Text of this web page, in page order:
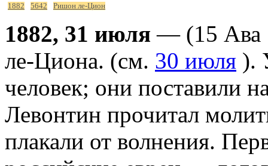
1882 5642 Ришон ле-Цион
1882, 31 июля — (15 Ава
ле-Циона. (см. 30 июля ).
человек; они поставили
Левонтин прочитал
плакали от волнения.